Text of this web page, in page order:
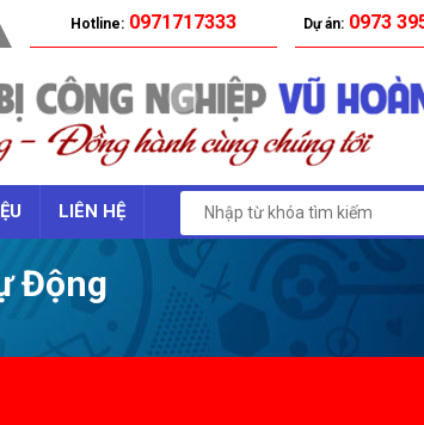
Hotline: 0971717333 Dự án: 0973
LIÊN HỆ
Động